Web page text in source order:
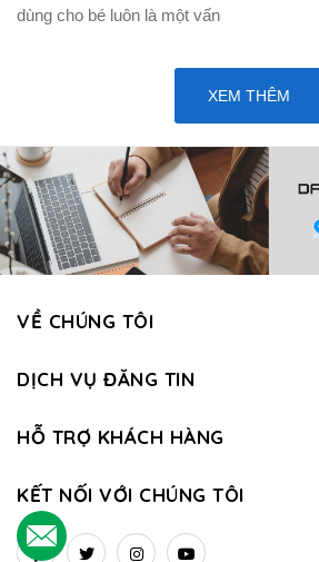
dùng cho bé luôn là một vấn
XEM THÊM
VỀ CHÚNG TÔI
DỊCH VỤ ĐĂNG TIN
HỖ TRỢ KHÁCH HÀNG
KẾT NỐI VỚI CHÚNG TÔI
.